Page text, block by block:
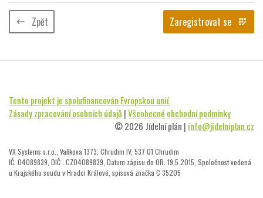
keyboard_backspace Zpět Zaregistrovat se app_registration
Tento projekt je spolufinancován Evropskou unií.
Zásady zpracování osobních údajů |Všeobecné obchodní podmínky
© 2026 Jídelní plán | info@jidelniplan.cz
VX Systems s.r.o., Vaňkova 1373, Chrudim IV, 537 01 Chrudim
IČ: 04089839, DIČ : CZ04089839, Datum zápisu do OR: 19.5.2015, Společnost vedená
u Krajského soudu v Hradci Králové, spisová značka C 35205